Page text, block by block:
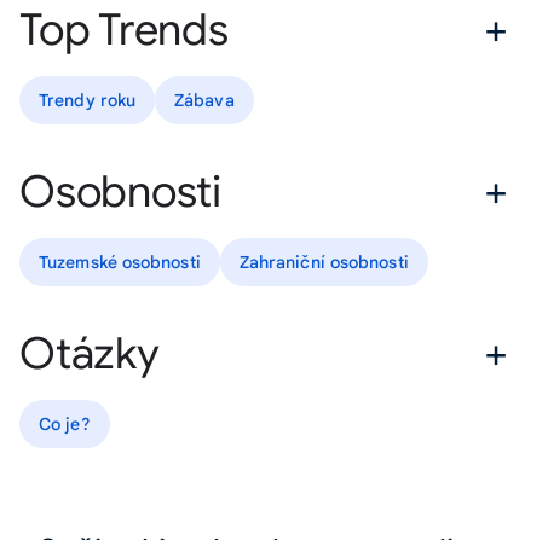
Top Trends
Trendy roku Zábava
Osobnosti
Tuzemské osobnosti Zahraniční osobnosti
Otázky
Co je?